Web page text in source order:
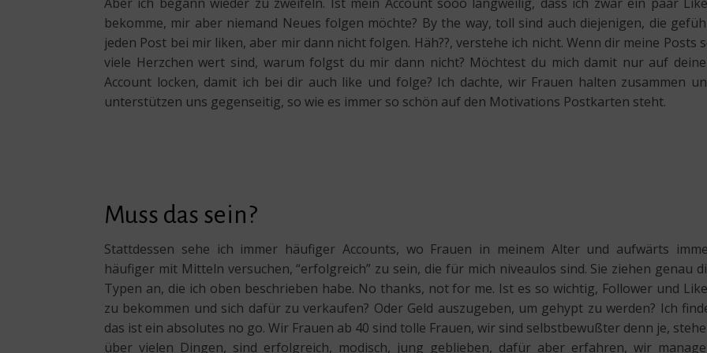
bekomme, mir aber niemand Neues folgen möchte? By the way, toll sind auch diejenigen, die
jeden Post bei mir liken, aber mir dann nicht folgen. Häh??, verstehe ich nicht. Wenn dir meine Posts
viele Herzchen wert sind, warum folgst du mir dann nicht? Möchtest du mich damit nur auf
Account locken, damit ich bei dir auch like und folge? Ich dachte, wir Frauen halten zusammen
unterstützen uns gegenseitig, so wie es immer so schön auf den Motivations Postkarten steht.
Muss das sein?
Stattdessen sehe ich immer häufiger Accounts, wo Frauen in meinem Alter und aufwärts
häufiger mit Mitteln versuchen, “erfolgreich” zu sein, die für mich niveaulos sind. Sie ziehen genau
Typen an, die ich oben beschrieben habe. No thanks, not for me. Ist es so wichtig, Follower und
zu bekommen und sich dafür zu verkaufen? Oder Geld auszugeben, um gehypt zu werden? Ich
das ist ein absolutes no go. Wir Frauen ab 40 sind tolle Frauen, wir sind selbstbewußter denn je,
über vielen Dingen, sind erfolgreich, modisch, jung geblieben, dafür aber erfahren, wir